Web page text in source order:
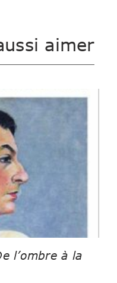
aimer
l’ombre à la